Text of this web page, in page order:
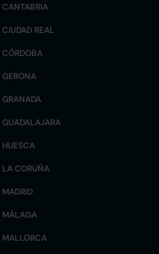
CANTABRIA
CIUDAD REAL
CÓRDOBA
GERONA
GRANADA
GUADALAJARA
HUESCA
LA CORUÑA
MADRID
MÁLAGA
MALLORCA